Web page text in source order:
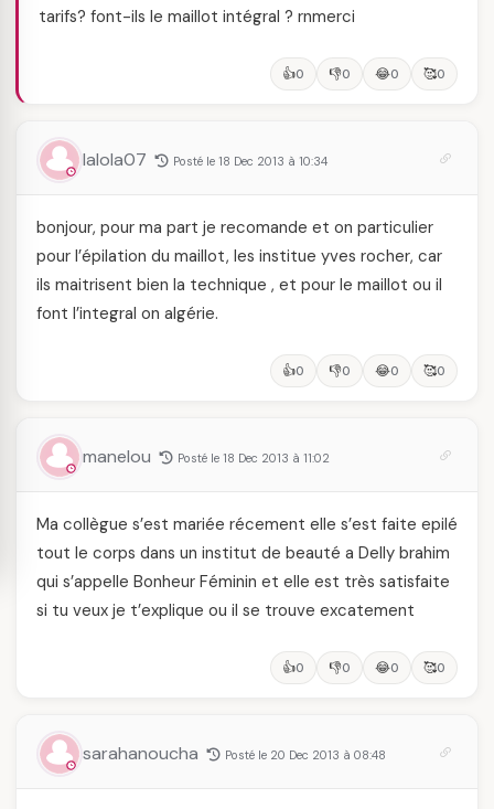
tarifs? font-ils le maillot intégral ? rnmerci
👍0 👎0 😂0 🥰0
lalola07 Posté le 18 Dec 2013 à 10:34
bonjour, pour ma part je recomande et on particulier
pour l’épilation du maillot, les institue yves rocher, car
ils maitrisent bien la technique , et pour le maillot ou il
font l’integral on algérie.
👍0 👎0 😂0 🥰0
manelou Posté le 18 Dec 2013 à 11:02
Ma collègue s’est mariée récement elle s’est faite epilé
tout le corps dans un institut de beauté a Delly brahim
qui s’appelle Bonheur Féminin et elle est très satisfaite
si tu veux je t’explique ou il se trouve excatement
👍0 👎0 😂0 🥰0
sarahanoucha Posté le 20 Dec 2013 à 08:48